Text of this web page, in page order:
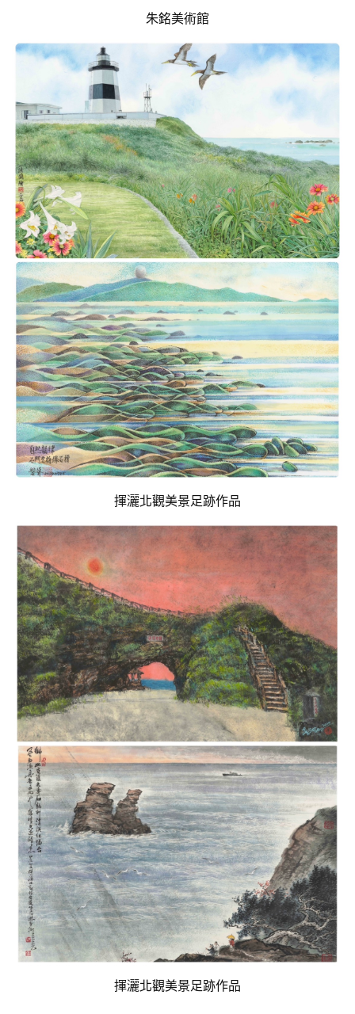
朱銘美術館
揮灑北觀美景足跡作品
揮灑北觀美景足跡作品